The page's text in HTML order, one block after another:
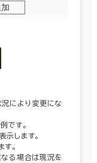
により変更にな
です。
します。
。
る場合は現況を